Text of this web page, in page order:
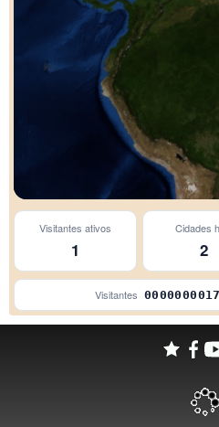
Visitantes ativos
1
Cidades
2
Visitantes